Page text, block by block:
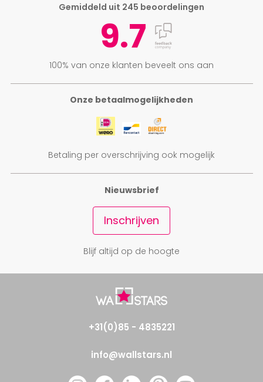
Onze betaalmogelijkheden
Betaling per overschrijving ook mogelijk
Gemiddeld uit 245 beoordelingen
9.7
100% van onze klanten beveelt ons aan
Nieuwsbrief
Inschrijven
Blijf altijd op de hoogte
+31(0)85 - 4835221
info@wallstars.nl